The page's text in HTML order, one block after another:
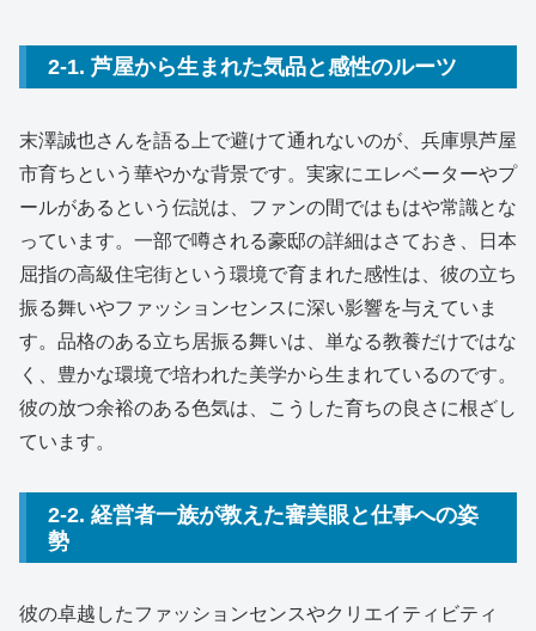
2-1. 芦屋から生まれた気品と感性のルーツ
末澤誠也さんを語る上で避けて通れないのが、兵庫県芦屋
市育ちという華やかな背景です。実家にエレベーターやプ
ールがあるという伝説は、ファンの間ではもはや常識とな
っています。一部で噂される豪邸の詳細はさておき、日本
屈指の高級住宅街という環境で育まれた感性は、彼の立ち
振る舞いやファッションセンスに深い影響を与えていま
す。品格のある立ち居振る舞いは、単なる教養だけではな
く、豊かな環境で培われた美学から生まれているのです。
彼の放つ余裕のある色気は、こうした育ちの良さに根ざし
ています。
2-2. 経営者一族が教えた審美眼と仕事への姿
勢
彼の卓越したファッションセンスやクリエイティビティ